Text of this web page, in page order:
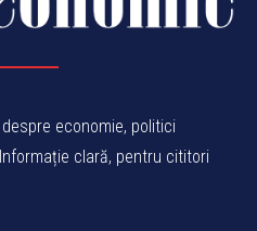
economie, politici
clară, pentru cititori